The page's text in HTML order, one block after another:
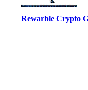
Rewarble Crypto